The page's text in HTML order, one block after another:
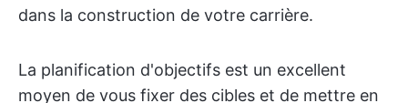
dans la construction de votre carrière.
La planification d'objectifs est un excellent
moyen de vous fixer des cibles et de mettre en